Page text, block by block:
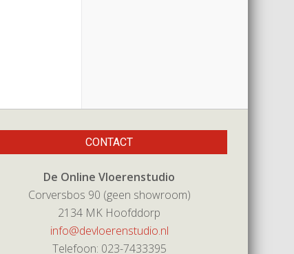
CONTACT
De Online Vloerenstudio
Corversbos 90 (geen showroom)
2134 MK Hoofddorp
info@devloerenstudio.nl
Telefoon: 023-7433395